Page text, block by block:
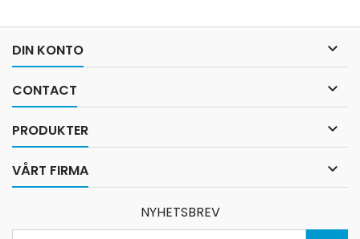
DIN KONTO 
CONTACT 
PRODUKTER 
VÅRT FIRMA 
NYHETSBREV